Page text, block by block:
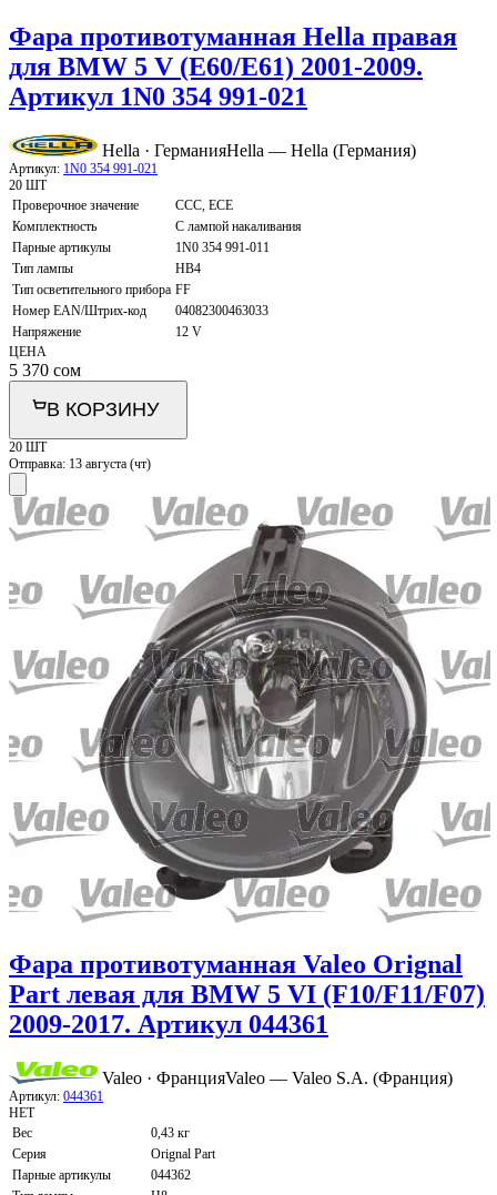
Фара противотуманная Hella правая
для BMW 5 V (E60/E61) 2001-2009.
Артикул 1N0 354 991-021
Hella · ГерманияHella — Hella (Германия)
Артикул: 1N0 354 991-021
20 ШТ
Проверочное значение
CCC, ECE
Комплектность
С лампой накаливания
Парные артикулы
1N0 354 991-011
Тип лампы
HB4
Тип осветительного прибора FF
Номер EAN/Штрих-код
04082300463033
Напряжение
12 V
ЦЕНА
5 370 сом
В КОРЗИНУ
20 ШТ
Отправка: 13 августа (чт)
Фара противотуманная Valeo Orignal
Part левая для BMW 5 VI (F10/F11/F07)
2009-2017. Артикул 044361
Valeo · ФранцияValeo — Valeo S.A. (Франция)
Артикул: 044361
НЕТ
Вес
0,43 кг
Серия
Orignal Part
Парные артикулы
044362